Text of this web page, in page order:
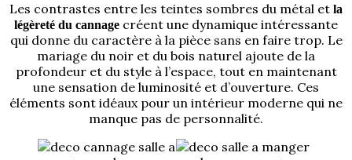
Les contrastes entre les teintes sombres du métal et la
légèreté du cannage créent une dynamique intéressante
qui donne du caractère à la pièce sans en faire trop. Le
mariage du noir et du bois naturel ajoute de la
profondeur et du style à l’espace, tout en maintenant
une sensation de luminosité et d’ouverture. Ces
éléments sont idéaux pour un intérieur moderne qui ne
manque pas de personnalité.